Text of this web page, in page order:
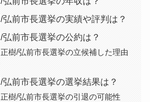
弘前市長選挙の実績や評判は？
前市長選挙の公約は？
樹/弘前市長選挙の立候補した理由
弘前市長選挙の選挙結果は？
樹/弘前市長選挙の引退の可能性